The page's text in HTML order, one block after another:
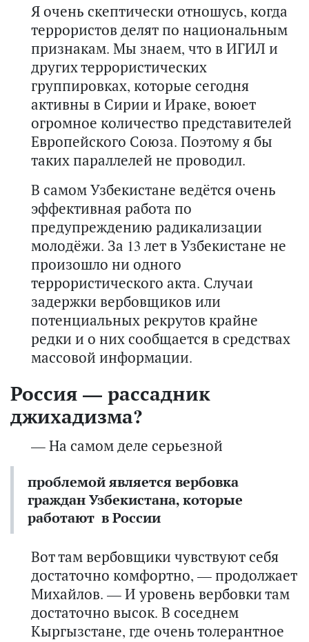
Я очень скептически отношусь, когда
террористов делят по национальным
признакам. Мы знаем, что в ИГИЛ и
других террористических
группировках, которые сегодня
активны в Сирии и Ираке, воюет
огромное количество представителей
Европейского Союза. Поэтому я бы
таких параллелей не проводил.
В самом Узбекистане ведётся очень
эффективная работа по
предупреждению радикализации
молодёжи. За 13 лет в Узбекистане не
произошло ни одного
террористического акта. Случаи
задержки вербовщиков или
потенциальных рекрутов крайне
редки и о них сообщается в средствах
массовой информации.
Россия — рассадник
джихадизма?
— На самом деле серьезной
проблемой является вербовка
граждан Узбекистана, которые
работают в России
Вот там вербовщики чувствуют себя
достаточно комфортно, — продолжает
Михайлов. — И уровень вербовки там
достаточно высок. В соседнем
Кыргызстане, где очень толерантное